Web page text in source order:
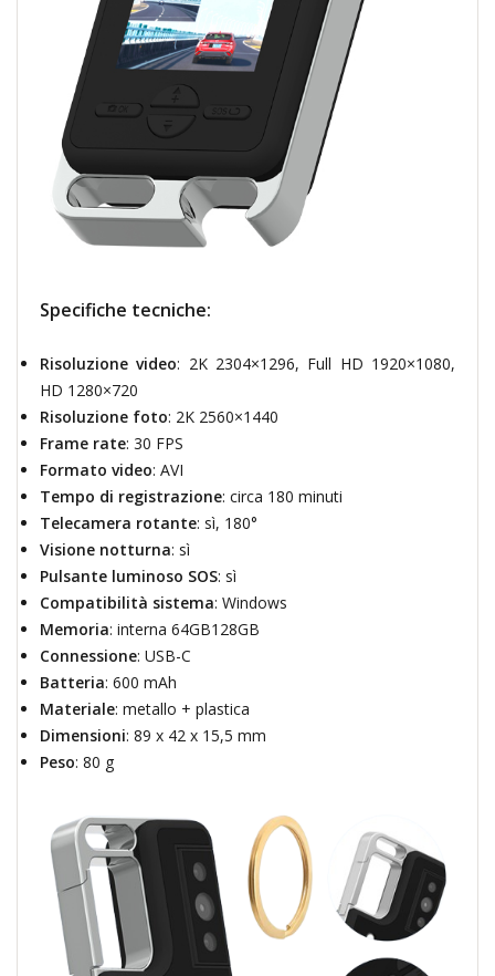
Specifiche tecniche:
Risoluzione video: 2K 2304×1296, Full HD 1920×1080,
HD 1280×720
Risoluzione foto: 2K 2560×1440
Frame rate: 30 FPS
Formato video: AVI
Tempo di registrazione: circa 180 minuti
Telecamera rotante: sì, 180°
Visione notturna: sì
Pulsante luminoso SOS: sì
Compatibilità sistema: Windows
Memoria: interna 64GB128GB
Connessione: USB-C
Batteria: 600 mAh
Materiale: metallo + plastica
Dimensioni: 89 x 42 x 15,5 mm
Peso: 80 g